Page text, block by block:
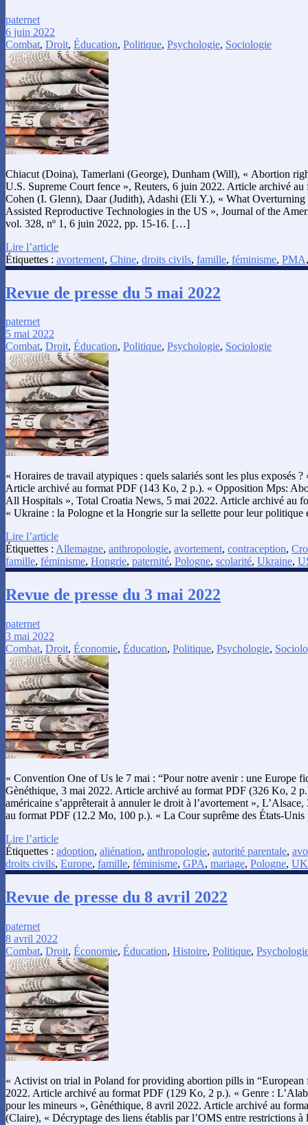
paternet
6 juin 2022
Combat, Droit, Éducation, Politique, Psychologie, Sociologie
Chiacut (Doina), Tamerlani (George), Dunham (Will), « Abortion
U.S. Supreme Court fence », Reuters, 6 juin 2022. Article archivé
Cohen (I. Glenn), Daar (Judith), Adashi (Eli Y.), « What
Assisted Reproductive Technologies in the US », Journal of the
vol. 328, nº 1, 6 juin 2022, pp. 15-16. […]
Lire l’article
Étiquettes : avortement, Chine, droits civils, famille, féminisme, PMA
Revue de presse du 5 mai 2022
paternet
5 mai 2022
Combat, Droit, Éducation, Politique, Psychologie, Sociologie
« Horaires de travail atypiques : quels salariés sont les plus exposés
Article archivé au format PDF (143 Ko, 2 p.). « Opposition Mps:
All Hospitals », Total Croatia News, 5 mai 2022. Article archivé au
« Ukraine : la Pologne et la Hongrie sur la sellette pour leur
Lire l’article
Étiquettes : Allemagne, anthropologie, avortement, contraception,
famille, féminisme, Hongrie, paternité, Pologne, scolarité, Ukraine,
Revue de presse du 3 mai 2022
paternet
3 mai 2022
Combat, Droit, Économie, Éducation, Politique, Psychologie,
« Convention One of Us le 7 mai : “Pour notre avenir : une Europe
Gènéthique, 3 mai 2022. Article archivé au format PDF (326 Ko, 2
américaine s’apprêterait à annuler le droit à l’avortement »,
au format PDF (12.2 Mo, 100 p.). « La Cour suprême des États-
Lire l’article
Étiquettes : adoption, aliénation, anthropologie, autorité parentale,
droits civils, Europe, famille, féminisme, GPA, mariage, Pologne, UK
Revue de presse du 8 avril 2022
paternet
8 avril 2022
Combat, Droit, Économie, Éducation, Histoire, Politique,
« Activist on trial in Poland for providing abortion pills in “European
2022. Article archivé au format PDF (129 Ko, 2 p.). « Genre :
pour les mineurs », Gènéthique, 8 avril 2022. Article archivé au
(Claire), « Décryptage des liens établis par l’OMS entre restrictions